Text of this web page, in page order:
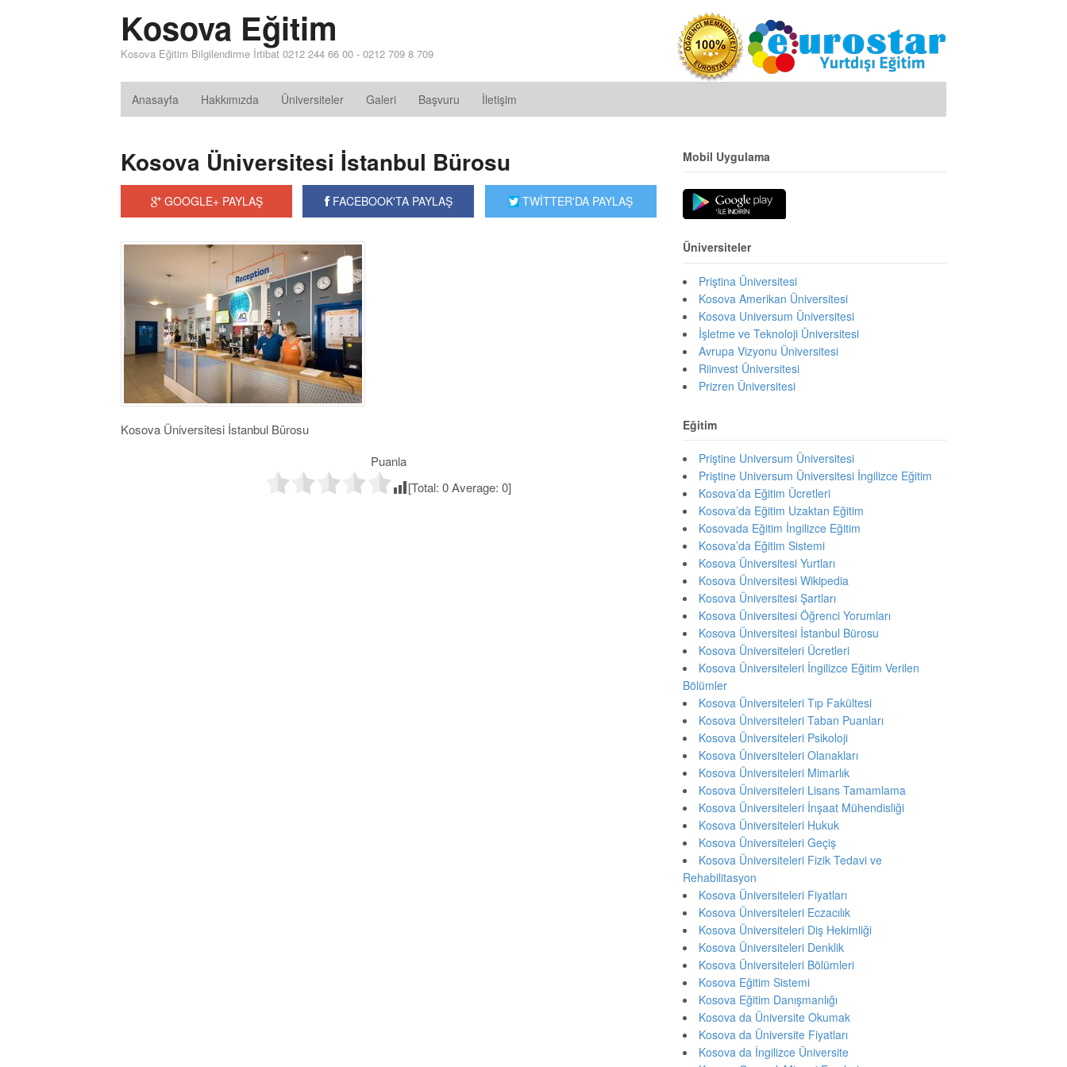
Kosova Eğitim
Kosova Eğitim Bilgilendirme İrtibat 0212 244 66 00 - 0212 709 8 709
Anasayfa Hakkımızda Üniversiteler Galeri Başvuru İletişim
Kosova Üniversitesi İstanbul Bürosu
GOOGLE+ PAYLAŞ FACEBOOK'TA PAYLAŞ TWİTTER'DA PAYLAŞ
Kosova Üniversitesi İstanbul Bürosu
Puanla
[Total:0Average:0]
Mobil Uygulama
Üniversiteler
Priştina Üniversitesi
Kosova Amerikan Üniversitesi
Kosova Universum Üniversitesi
İşletme ve Teknoloji Üniversitesi
Avrupa Vizyonu Üniversitesi
Riinvest Üniversitesi
Prizren Üniversitesi
Eğitim
Priştine Universum Üniversitesi
Priştine Universum Üniversitesi İngilizce Eğitim
Kosova’da Eğitim Ücretleri
Kosova’da Eğitim Uzaktan Eğitim
Kosovada Eğitim İngilizce Eğitim
Kosova’da Eğitim Sistemi
Kosova Üniversitesi Yurtları
Kosova Üniversitesi Wikipedia
Kosova Üniversitesi Şartları
Kosova Üniversitesi Öğrenci Yorumları
Kosova Üniversitesi İstanbul Bürosu
Kosova Üniversiteleri Ücretleri
Kosova Üniversiteleri İngilizce Eğitim Verilen
Bölümler
Kosova Üniversiteleri Tıp Fakültesi
Kosova Üniversiteleri Taban Puanları
Kosova Üniversiteleri Psikoloji
Kosova Üniversiteleri Olanakları
Kosova Üniversiteleri Mimarlık
Kosova Üniversiteleri Lisans Tamamlama
Kosova Üniversiteleri İnşaat Mühendisliği
Kosova Üniversiteleri Hukuk
Kosova Üniversiteleri Geçiş
Kosova Üniversiteleri Fizik Tedavi ve
Rehabilitasyon
Kosova Üniversiteleri Fiyatları
Kosova Üniversiteleri Eczacılık
Kosova Üniversiteleri Diş Hekimliği
Kosova Üniversiteleri Denklik
Kosova Üniversiteleri Bölümleri
Kosova Eğitim Sistemi
Kosova Eğitim Danışmanlığı
Kosova da Üniversite Okumak
Kosova da Üniversite Fiyatları
Kosova da İngilizce Üniversite